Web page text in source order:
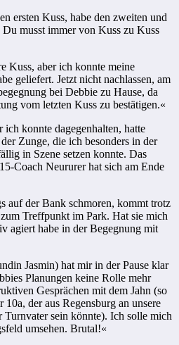
ersten Kuss, habe den zweiten und
Du musst immer von Kuss zu Kuss
Kuss, aber ich konnte meine
geliefert. Jetzt nicht nachlassen, am
bei Debbie zu Hause, da
vom letzten Kuss zu bestätigen.«
ich konnte dagegenhalten, hatte
Zunge, die ich besonders in der
in Szene setzen konnte. Das
Coach Neururer hat sich am Ende
auf der Bank schmoren, kommt trotz
Treffpunkt im Park. Hat sie mich
agiert habe in der Begegnung mit
Jasmin) hat mir in der Pause klar
Planungen keine Rolle mehr
Gesprächen mit dem Jahn (so
der aus Regensburg an unsere
Turnvater sein könnte). Ich solle mich
umsehen. Brutal!«